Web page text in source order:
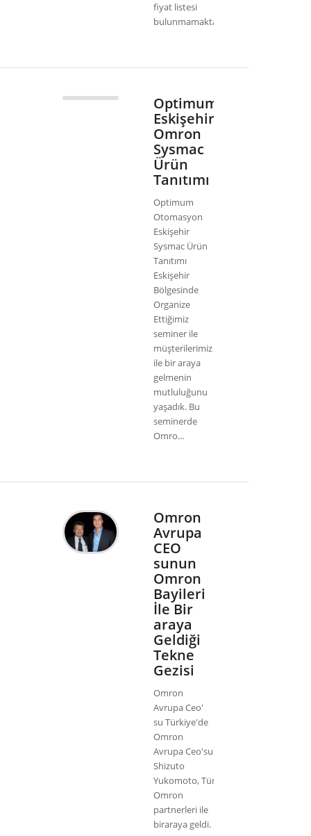
fiyat listesi
bulunmamaktadır. F...
Optimum
Eskişehir
Omron
Sysmac
Ürün
Tanıtımı
Optimum
Otomasyon
Eskişehir
Sysmac Ürün
Tanıtımı
Eskişehir
Bölgesinde
Organize
Ettiğimiz
seminer ile
müşterilerimiz
ile bir araya
gelmenin
mutluluğunu
yaşadık. Bu
seminerde
Omro...
Omron
Avrupa
CEO
sunun
Omron
Bayileri
İle Bir
araya
Geldiği
Tekne
Gezisi
Omron
Avrupa Ceo'
su Türkiye'de
Omron
Avrupa Ceo'su
Shizuto
Yukomoto, Türkiye'deki
Omron
partnerleri ile
biraraya geldi.